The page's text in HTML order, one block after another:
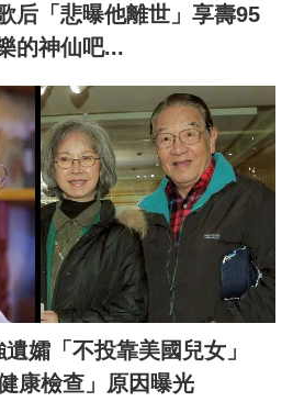
后「悲曝他離世」享壽95
的神仙吧...
遺孀「不投靠美國兒女」
康檢查」原因曝光